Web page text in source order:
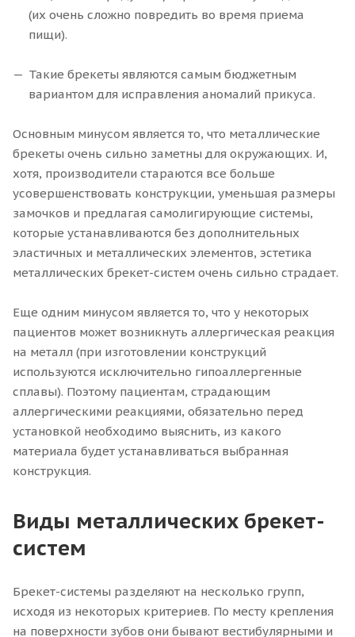
(их очень сложно повредить во время приема
пищи).
Такие брекеты являются самым бюджетным
вариантом для исправления аномалий прикуса.
Основным минусом является то, что металлические
брекеты очень сильно заметны для окружающих. И,
хотя, производители стараются все больше
усовершенствовать конструкции, уменьшая размеры
замочков и предлагая самолигирующие системы,
которые устанавливаются без дополнительных
эластичных и металлических элементов, эстетика
металлических брекет-систем очень сильно страдает.
Еще одним минусом является то, что у некоторых
пациентов может возникнуть аллергическая реакция
на металл (при изготовлении конструкций
используются исключительно гипоаллергенные
сплавы). Поэтому пациентам, страдающим
аллергическими реакциями, обязательно перед
установкой необходимо выяснить, из какого
материала будет устанавливаться выбранная
конструкция.
Виды металлических брекет-
систем
Брекет-системы разделяют на несколько групп,
исходя из некоторых критериев. По месту крепления
на поверхности зубов они бывают вестибулярными и